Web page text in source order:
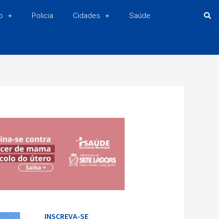
Policia Cidades Saúde
INSCREVA-SE